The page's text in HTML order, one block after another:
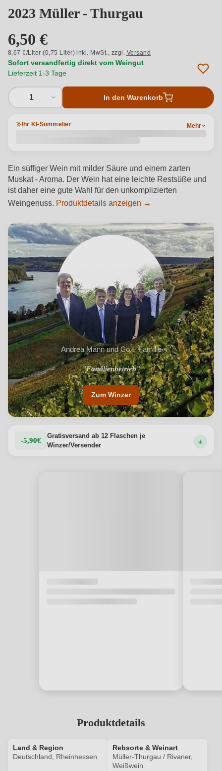
2023 Müller - Thurgau
6,50 €
8,67 €/Liter (0,75 Liter) inkl. MwSt., zzgl. Versand
Sofort versandfertig direkt vom Weingut
Lieferzeit 1-3 Tage
1 In den Warenkorb
Ihr KI-Sommelier Mehr
Ein süffiger Wein mit milder Säure und einem zarten
Muskat - Aroma. Der Wein hat eine leichte Restsüße und
ist daher eine gute Wahl für den unkomplizierten
Weingenuss. Produktdetails anzeigen →
Andrea Mann und Co. · Familie
"Familienbetrieb"
"Weinbau in der 14. Generation"
Zum Winzer
-5,90€
Gratisversand ab 12 Flaschen je
Winzer/Versender
Produktdetails
Land & Region
Deutschland, Rheinhessen
Rebsorte & Weinart
Müller-Thurgau / Rivaner,
Weißwein